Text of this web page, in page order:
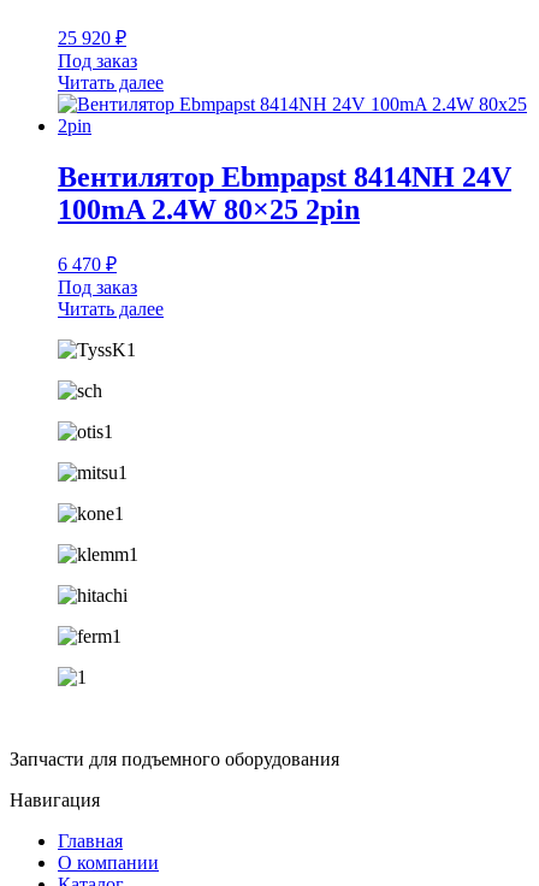
25 920 ₽
Под заказ
Читать далее
Вентилятор Ebmpapst 8414NH 24V
100mA 2.4W 80×25 2pin
6 470 ₽
Под заказ
Читать далее
Запчасти для подъемного оборудования
Навигация
Главная
О компании